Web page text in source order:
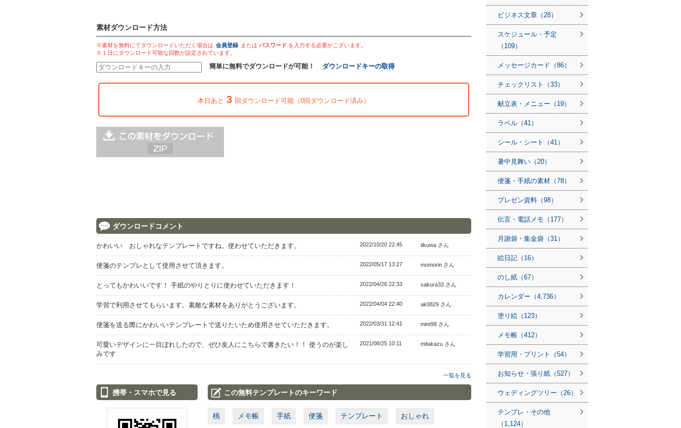
素材ダウンロード方法
※素材を無料にてダウンロードいただく場合は 会員登録 または パスワード を入力する必要がございます。
※１日にダウンロード可能な回数が設定されています。
簡単に無料でダウンロードが可能！ ダウンロードキーの取得
本日あと 3 回ダウンロード可能（0回ダウンロード済み）
ダウンロードコメント
かわいい おしゃれなテンプレートですね。使わせていただきます。 2022/10/20 22:45 tikuwa さん
便箋のテンプレとして使用させて頂きます。 2022/05/17 13:27 momorin さん
とってもかわいいです！ 手紙のやりとりに使わせていただきます！ 2022/04/26 22:33 sakura33 さん
学習で利用させてもらいます。素敵な素材をありがとうございます。 2022/04/04 22:40 ak0829 さん
便箋を送る際にかわいいテンプレートで送りたいため使用させていただきます。 2022/03/31 12:41 mint98 さん
可愛いデザインに一目ぼれしたので、ぜひ友人にこちらで書きたい！！ 使うのが楽し
みです
2021/08/25 10:11 mitakazu さん
一覧を見る
携帯・スマホで見る この無料テンプレートのキーワード
桃 メモ帳 手紙 便箋 テンプレート おしゃれ
ビジネス文章（28）
スケジュール・予定
（109）
メッセージカード（86）
チェックリスト（33）
献立表・メニュー（19）
ラベル（41）
シール・シート（41）
暑中見舞い（20）
便箋・手紙の素材（78）
プレゼン資料（98）
伝言・電話メモ（177）
月謝袋・集金袋（31）
絵日記（16）
のし紙（67）
カレンダー（4,736）
塗り絵（123）
メモ帳（412）
学習用・プリント（54）
お知らせ・張り紙（527）
ウェディングツリー（26）
テンプレ・その他
（1,124）